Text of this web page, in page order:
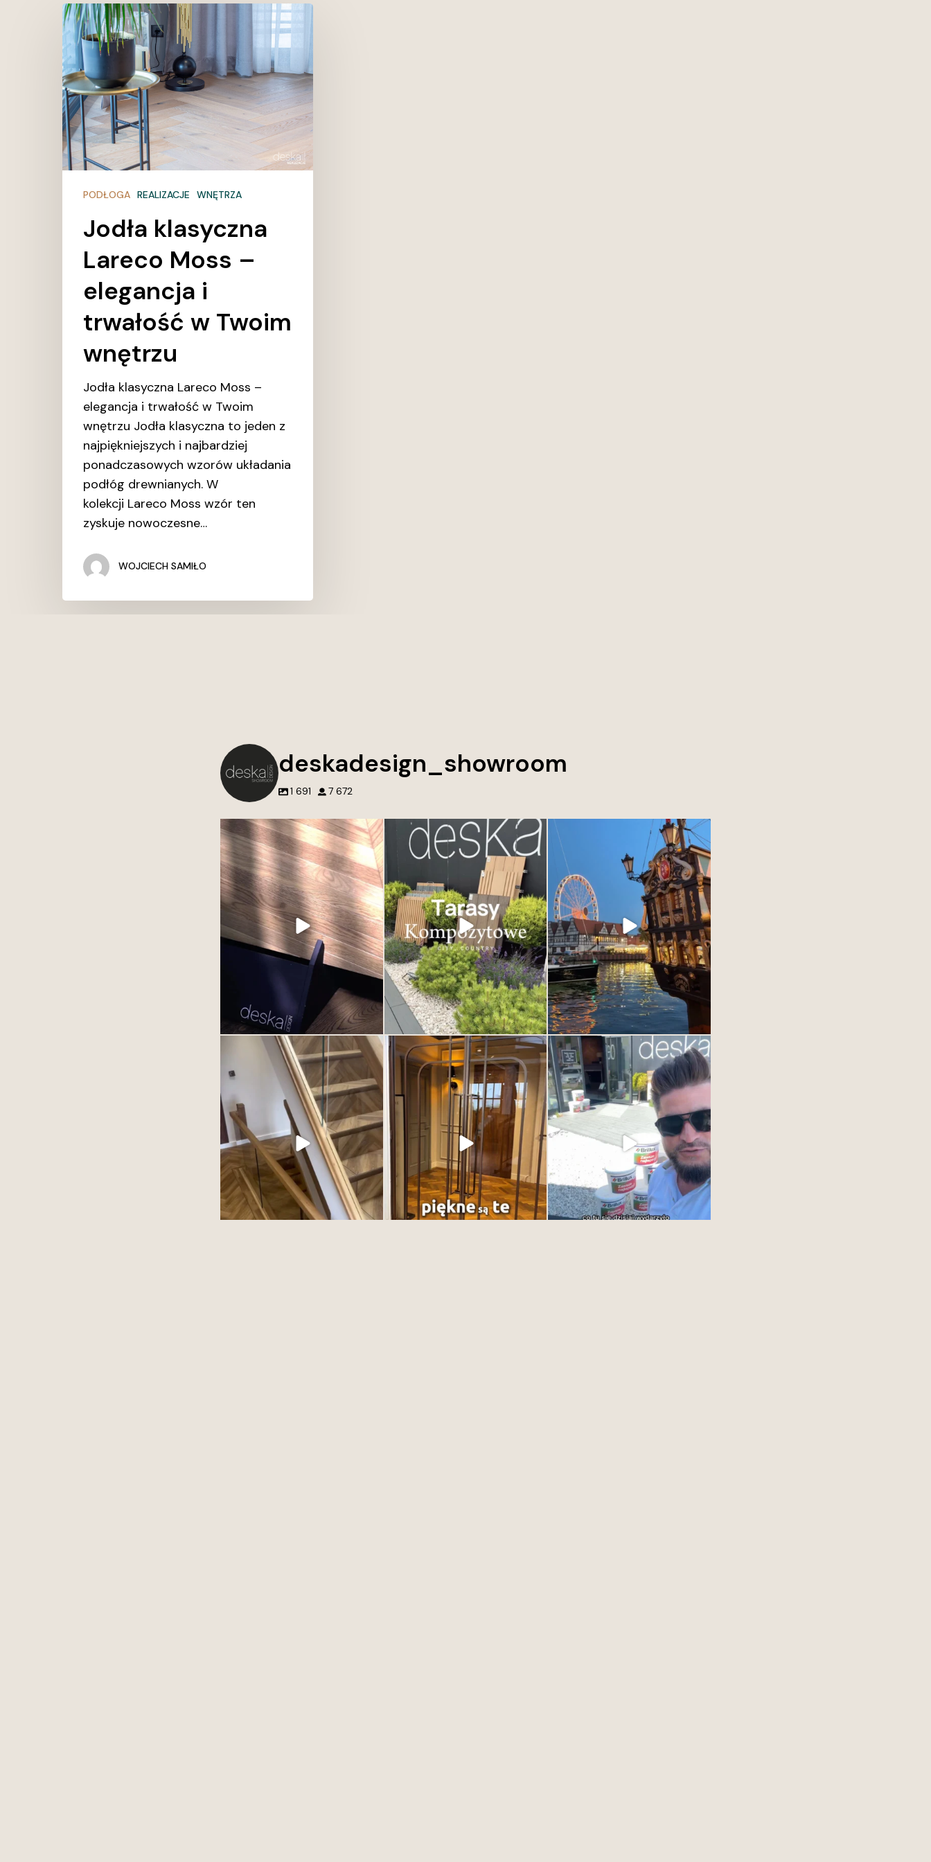
Jodła
klasyczna
Lareco
Moss
–
elegancja
i
trwałość
w
Twoim
PODŁOGA REALIZACJE WNĘTRZA
Jodła klasyczna
Lareco Moss –
elegancja i
trwałość w Twoim
wnętrzu
Jodła klasyczna Lareco Moss –
elegancja i trwałość w Twoim
wnętrzu Jodła klasyczna to jeden z
najpiękniejszych i najbardziej
ponadczasowych wzorów układania
podłóg drewnianych. W
kolekcji Lareco Moss wzór ten
zyskuje nowoczesne…
WOJCIECH SAMIŁO
deskadesign_showroom
1 691 7 672
Nie tworzymy tylko wnętrz. Tworzymy
przestrzenie, do których chce się
wracać.
Każdy projekt to połączenie jakości,
estetyki i dbałości o najmniejsze detale.
Wierzymy, że to właśnie one robią
największą różnicę.
Jeśli szukasz inspiracji lub rozwiązań
premium do swojego domu lub...
3 0
Przed naszym showroomem Deska
Design w Gdyni każdy detal opowiada
historię. Otocz się piękną zielenią i
wyjątkowymi dekorami. Zapraszamy po
inspirację, klasykę i nowoczesność w
jednym miejscu. Deska kompozytowa od
Deska Design – trwałość i styl w jednym.
Odkryj nowoczesne rozwiązania na
tarasy,...
35 2
Najpiękniejsze miasto w Polsce to?
0
Podłoga winylowa może wyglądać
szlachetnie. Zależy to od jakości samego
produktu ale przede wszystkim od
ułożonego wzoru.
77 6
Drzwi nie muszą jedynie oddzielać
przestrzeni. Mogą ją definiować. To jeden
z najważniejszych elementów wnętrza –
subtelny, ale decydujący o jego
charakterze. Eleganckie, nowoczesne,
ponadczasowe. Odkryj kolekcje drzwi w
Deska Design i przekonaj się, jak jeden
detal potrafi odmienić całe wnętrze.
1 0
Dzień otwarty w DESKA DESIGN
SHOWROOM Gdynia.
Łączymy siły z naszym dostawcą farb
żeby zaprezentować Wam cala@game
produktów i możliwości. #interiordesign
25 1